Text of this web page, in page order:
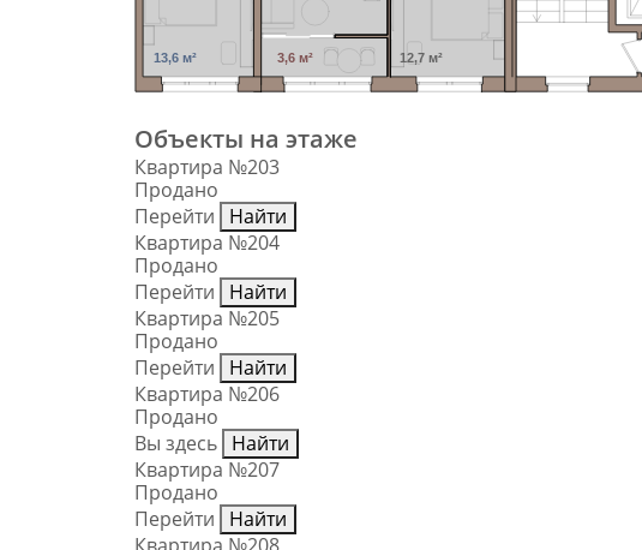
12,7 м²
3,6 м²
13,6 м²
Объекты на этаже
Квартира №203
Продано
Перейти
Найти
Квартира №204
Продано
Перейти
Найти
Квартира №205
Продано
Перейти
Найти
Квартира №206
Продано
Вы здесь Найти
Квартира №207
Продано
Перейти
Найти